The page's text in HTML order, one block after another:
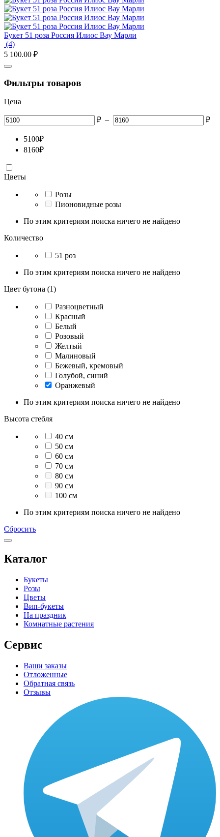
Букет 51 роза Россия Илиос Вау Марли
(4)
5 100.00 ₽
Фильтры товаров
Цена
₽ – ₽
5100₽
8160₽
Цветы
Розы
Пионовидные розы
По этим критериям поиска ничего не найдено
Количество
51 роз
По этим критериям поиска ничего не найдено
Цвет бутона (1)
Разноцветный
Красный
Белый
Розовый
Желтый
Малиновый
Бежевый, кремовый
Голубой, синий
Оранжевый
По этим критериям поиска ничего не найдено
Высота стебля
40 см
50 см
60 см
70 см
80 см
90 см
100 см
По этим критериям поиска ничего не найдено
Сбросить
Каталог
Букеты
Розы
Цветы
Вип-букеты
На праздник
Комнатные растения
Сервис
Ваши заказы
Отложенные
Обратная связь
Отзывы